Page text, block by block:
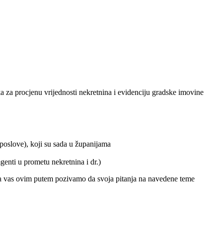
procjenu vrijednosti nekretnina i evidenciju gradske imovine
koji su sada u županijama
u prometu nekretnina i dr.)
ovim putem pozivamo da svoja pitanja na navedene teme